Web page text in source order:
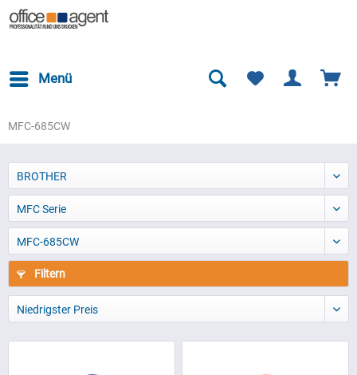
Menü
MFC-685CW
BROTHER
MFC Serie
MFC-685CW
Filtern
Niedrigster Preis